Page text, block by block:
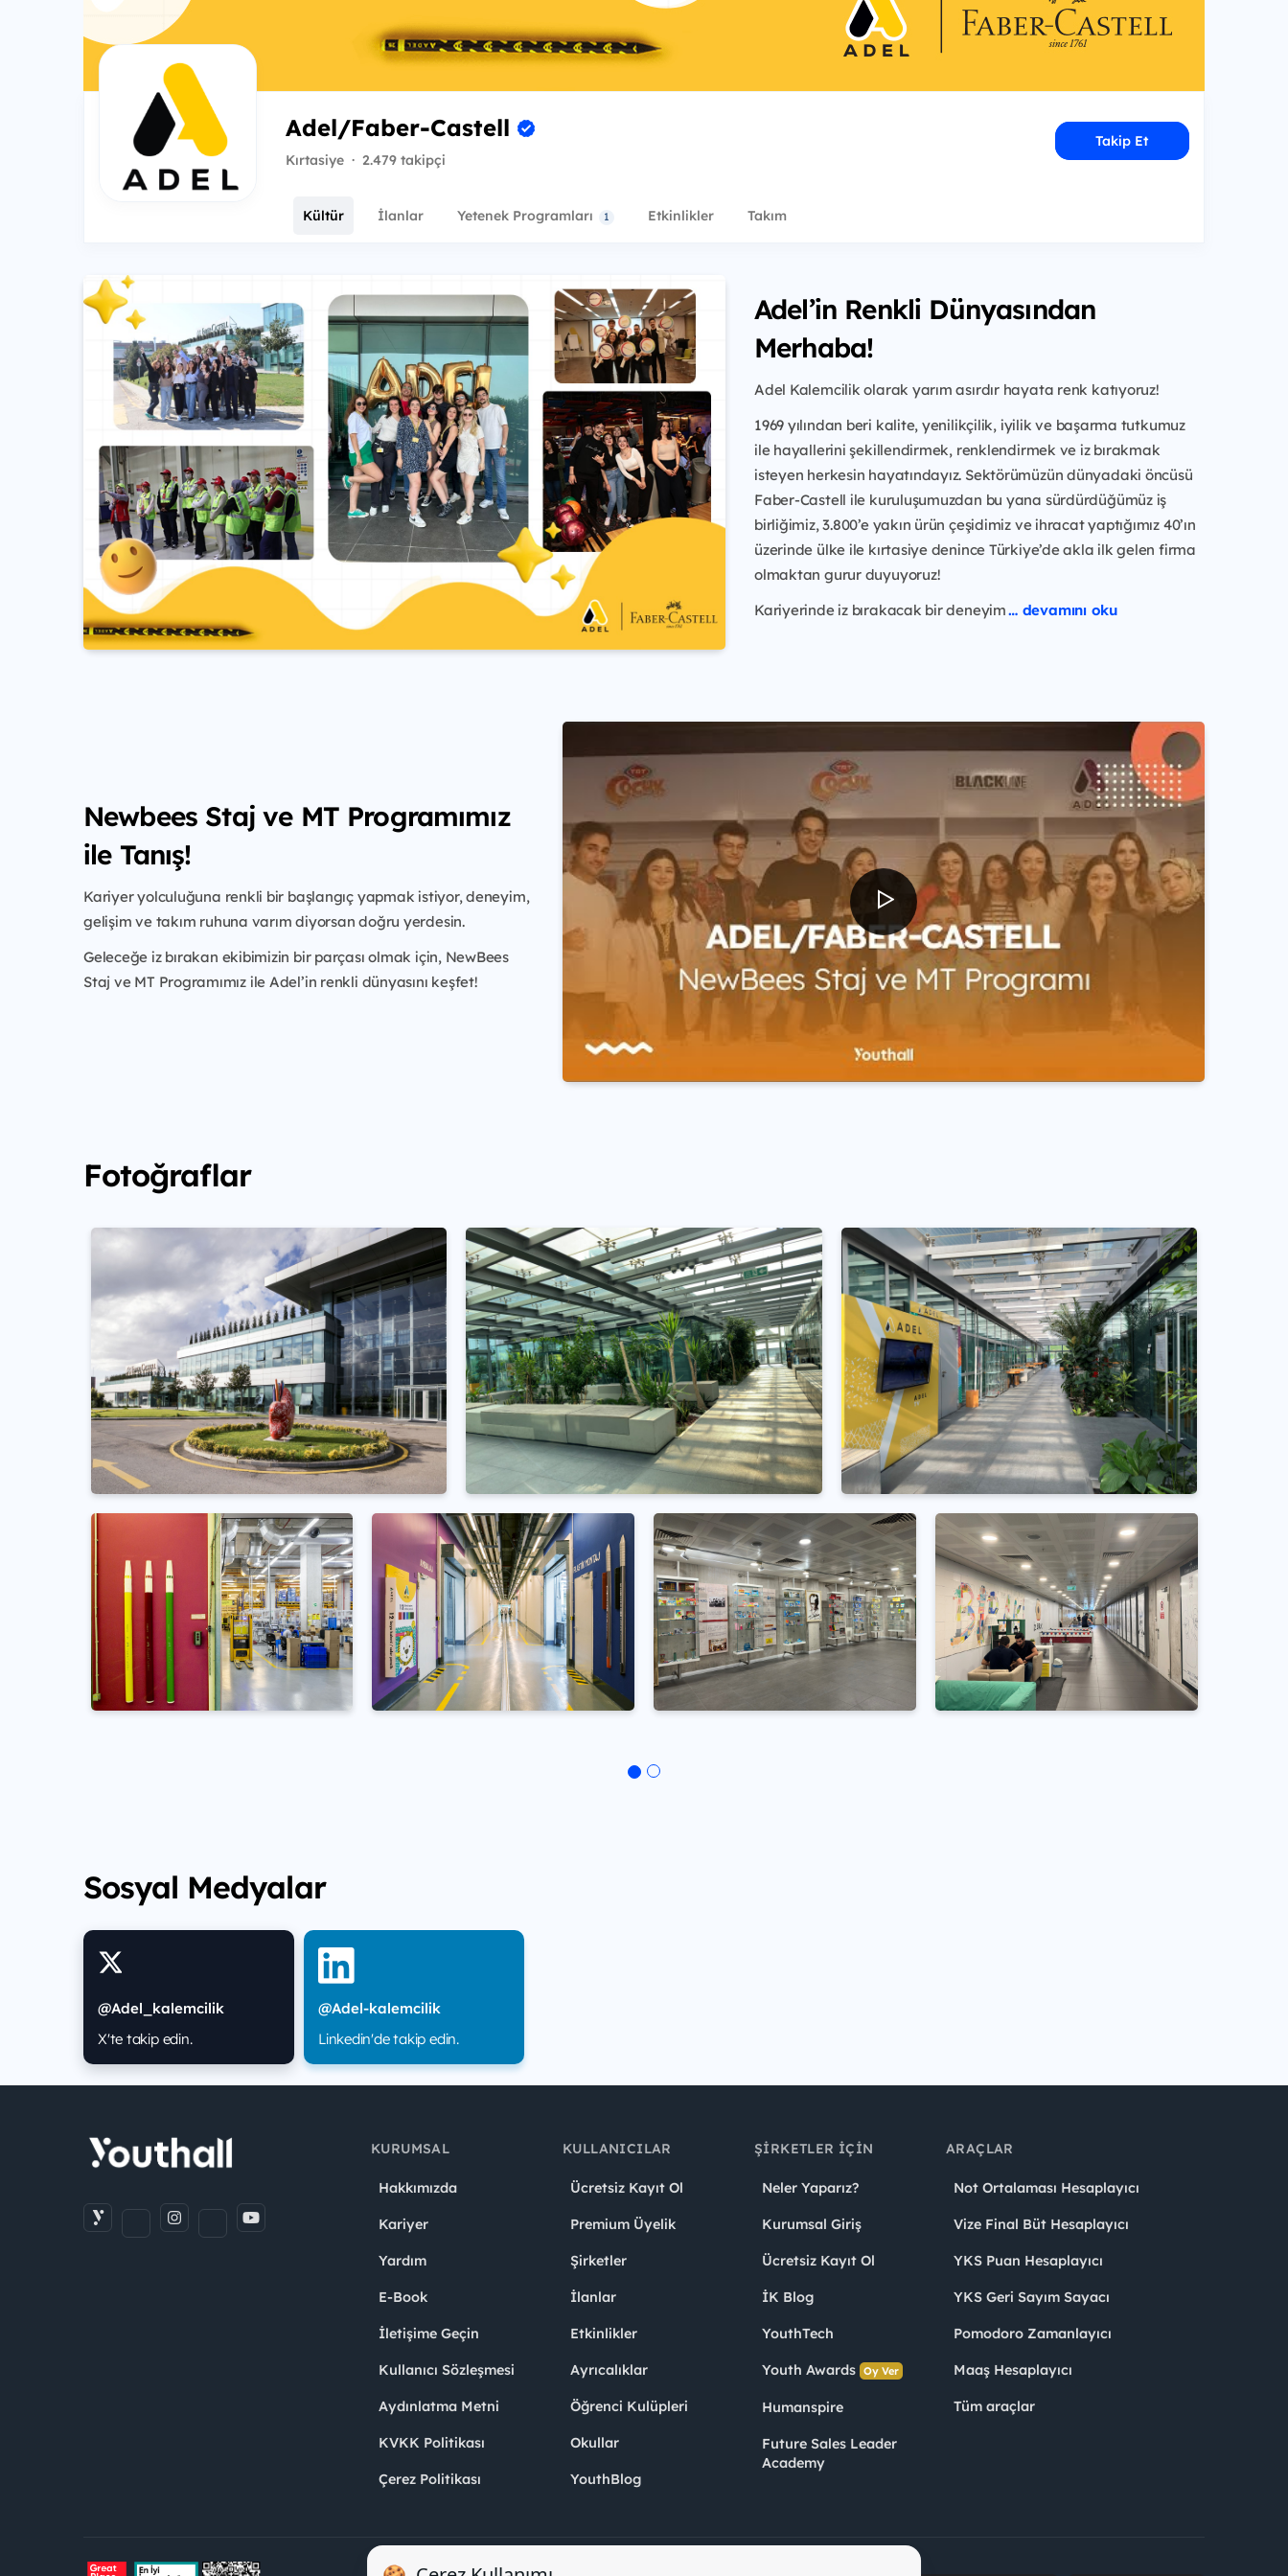
Adel/Faber-Castell
Kırtasiye · 2.479 takipçi
Takip Et
Kültür İlanlar Yetenek Programları 1 Etkinlikler Takım
Adel’in Renkli Dünyasından
Merhaba!
Adel Kalemcilik olarak yarım asırdır hayata renk katıyoruz!
1969 yılından beri kalite, yenilikçilik, iyilik ve başarma tutkumuz
ile hayallerini şekillendirmek, renklendirmek ve iz bırakmak
isteyen herkesin hayatındayız. Sektörümüzün dünyadaki öncüsü
Faber-Castell ile kuruluşumuzdan bu yana sürdürdüğümüz iş
birliğimiz, 3.800’e yakın ürün çeşidimiz ve ihracat yaptığımız 40’ın
üzerinde ülke ile kırtasiye denince Türkiye’de akla ilk gelen firma
olmaktan gurur duyuyoruz!
Kariyerinde iz bırakacak bir deneyim… devamını oku
Newbees Staj ve MT Programımız
ile Tanış!
Kariyer yolculuğuna renkli bir başlangıç yapmak istiyor, deneyim,
gelişim ve takım ruhuna varım diyorsan doğru yerdesin.
Geleceğe iz bırakan ekibimizin bir parçası olmak için, NewBees
Staj ve MT Programımız ile Adel’in renkli dünyasını keşfet!
Fotoğraflar
Sosyal Medyalar
@Adel_kalemcilik
X'te takip edin.
@Adel-kalemcilik
Linkedin'de takip edin.
KURUMSAL
Hakkımızda
Kariyer
Yardım
E-Book
İletişime Geçin
Kullanıcı Sözleşmesi
Aydınlatma Metni
KVKK Politikası
Çerez Politikası
KULLANICILAR
Ücretsiz Kayıt Ol
Premium Üyelik
Şirketler
İlanlar
Etkinlikler
Ayrıcalıklar
Öğrenci Kulüpleri
Okullar
YouthBlog
ŞIRKETLER İÇIN
Neler Yaparız?
Kurumsal Giriş
Ücretsiz Kayıt Ol
İK Blog
YouthTech
Youth Awards Oy Ver
Humanspire
Future Sales Leader
Academy
ARAÇLAR
Not Ortalaması Hesaplayıcı
Vize Final Büt Hesaplayıcı
YKS Puan Hesaplayıcı
YKS Geri Sayım Sayacı
Pomodoro Zamanlayıcı
Maaş Hesaplayıcı
Tüm araçlar